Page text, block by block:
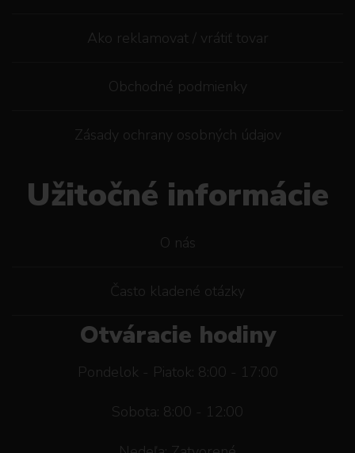
Ako reklamovat / vrátiť tovar
Obchodné podmienky
Zásady ochrany osobných údajov
Užitočné informácie
O nás
Často kladené otázky
Otváracie hodiny
Pondelok - Piatok: 8:00 - 17:00
Sobota: 8:00 - 12:00